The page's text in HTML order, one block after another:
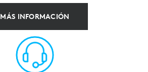
MÁS INFORMACIÓN